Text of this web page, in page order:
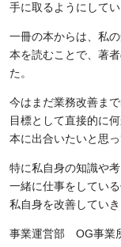
手に取るようにしてい
一冊の本からは、私
本を読むことで、著
た。
今はまだ業務改善ま
目標として直接的に
本に出合いたいと思っ
特に私自身の知識や
一緒に仕事をしてい
私自身を改善していき
事業運営部 OG事業